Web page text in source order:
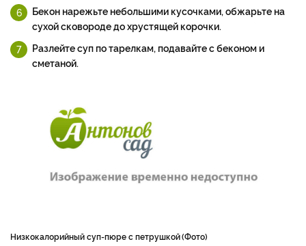
Бекон нарежьте небольшими кусочками, обжарьте на
сухой сковороде до хрустящей корочки.
Разлейте суп по тарелкам, подавайте с беконом и
сметаной.
Низкокалорийный суп-пюре с петрушкой Фото